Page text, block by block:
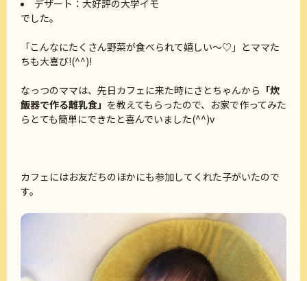
デザート：大好評の大学イモ
でした。
「こんなにたくさん野菜が食べられて嬉しい～♡」とママた
ちも大喜び!(^^)!
なっつのママは、先日カフェに来た時にさとちゃんから 「炊
飯器で作る離乳食」 を教えてもらったので、お家で作ってみた
らとても簡単にできたと喜んでいました(^^)v
カフェにはお友だちのほかにも参加してくれた子がいたので
す。